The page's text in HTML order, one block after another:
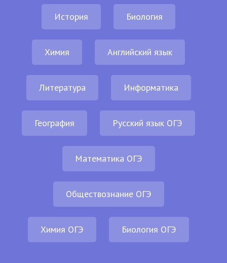
История Биология
Химия Английский язык
Литература Информатика
География Русский язык ОГЭ
Математика ОГЭ
Обществознание ОГЭ
Химия ОГЭ Биология ОГЭ